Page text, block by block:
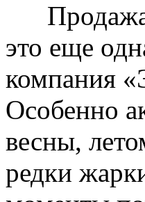
Продажа
это еще
компания
Особенно
весны,
редки